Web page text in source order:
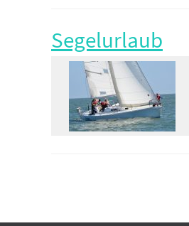
Segelurlaub